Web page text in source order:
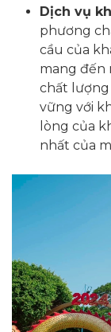
Dịch vụ
phương
cầu của
mang đến
chất lượng
vững với
lòng của
nhất của